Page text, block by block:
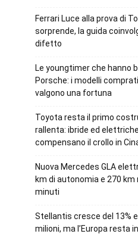
Ferrari Luce alla prova di
sorprende, la guida
difetto
Le youngtimer che hanno
Porsche: i modelli
valgono una fortuna
Toyota resta il primo
rallenta: ibride ed
compensano il crollo in
Nuova Mercedes GLA
km di autonomia e 270 km
minuti
Stellantis cresce del 13%
milioni, ma l’Europa resta